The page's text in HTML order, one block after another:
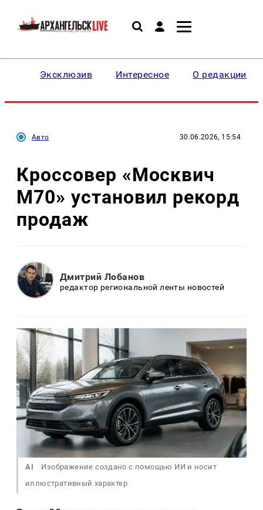
Эксклюзив Интересное О редакции
Авто 30.06.2026, 15:54
Кроссовер «Москвич
М70» установил рекорд
продаж
Дмитрий Лобанов
редактор региональной ленты новостей
AI
Изображение создано с помощью ИИ и носит
иллюстративный характер